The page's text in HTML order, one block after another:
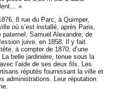
»
8 rue du Parc, à Quimper,
où s’est installé, après Paris,
paternel, Samuel Alexandre, de
juive, en 1858. Il y fait
à compter de 1870, d’une
belle jardinière, tenue sous la
l’aide de ses deux fils. Les
réputés fournissant la ville et
administrations. Leur réputation